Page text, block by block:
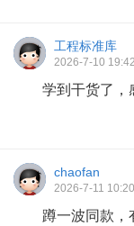
工程标准库
2026-7-10
学到干货了，
chaofan
2026-7-11
蹲一波同款，有